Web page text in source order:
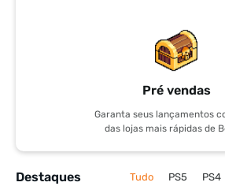
Pré vendas
Garanta seus lançamentos
das lojas mais rápidas de
Destaques Tudo PS5 PS4